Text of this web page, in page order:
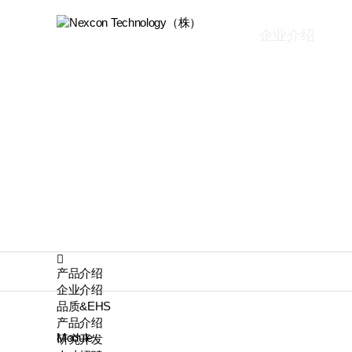
产品介绍
企业介绍
品质&EHS
产品介绍
研究开发
Module